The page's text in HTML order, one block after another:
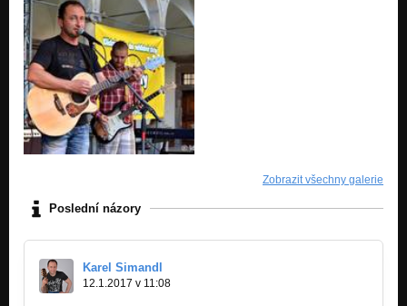
Zobrazit všechny galerie
Poslední názory
Karel Simandl
12.1.2017 v 11:08